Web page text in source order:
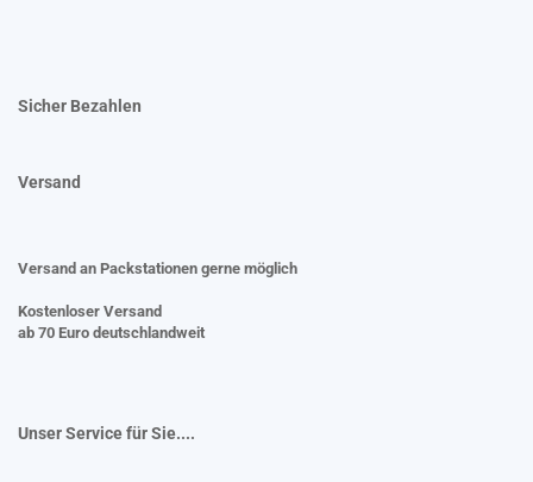
Sicher Bezahlen
Versand
Versand an Packstationen gerne möglich
Kostenloser Versand
ab 70 Euro deutschlandweit
Unser Service für Sie....